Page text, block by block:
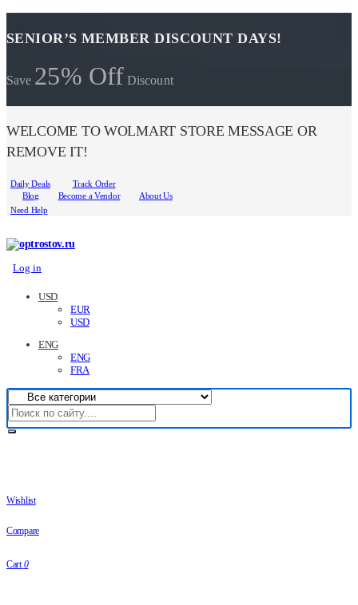
SENIOR’S MEMBER DISCOUNT DAYS!
Save 25% Off Discount
WELCOME TO WOLMART STORE MESSAGE OR
REMOVE IT!
Daily Deals
Track Order
Blog
Become a Vendor
About Us
Need Help
Log in
USD
EUR
USD
ENG
ENG
FRA
Wishlist
Compare
Cart 0